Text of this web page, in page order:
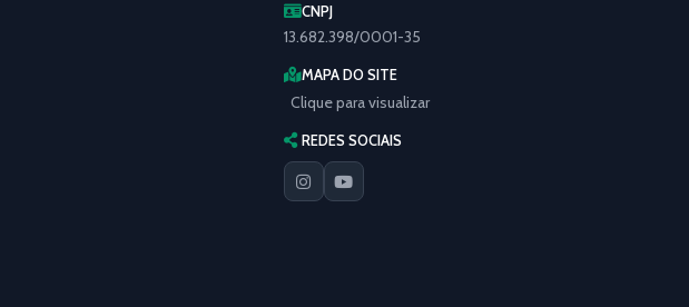
CNPJ
13.682.398/0001-35
MAPA DO SITE
Clique para visualizar
REDES SOCIAIS